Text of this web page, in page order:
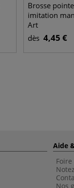
Brosse
imitation
Art
dès 4,45 €
Aide
Nos